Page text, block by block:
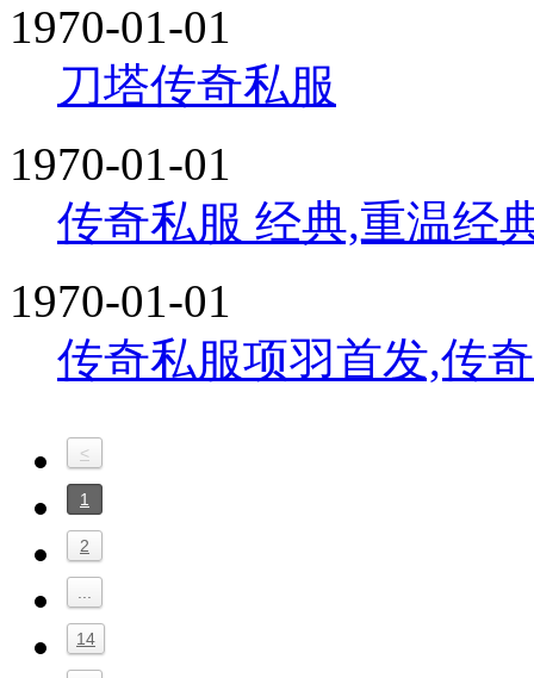
1970-01-01
刀塔传奇私服
1970-01-01
传奇私服 经典,重温经
1970-01-01
传奇私服项羽首发,传
<
1
2
14